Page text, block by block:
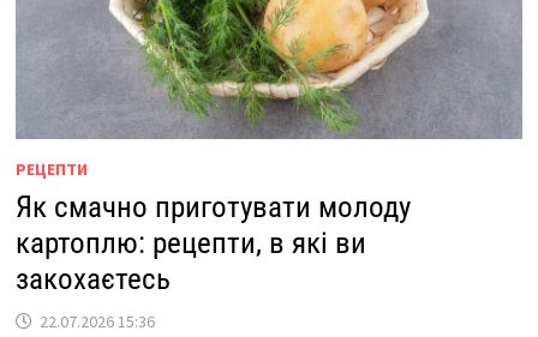
РЕЦЕПТИ
Як смачно приготувати молоду
картоплю: рецепти, в які ви
закохаєтесь
22.07.2026 15:36